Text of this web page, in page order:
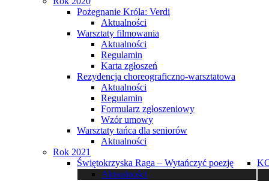
Pożegnanie Króla: Verdi
Aktualności
Warsztaty filmowania
Aktualności
Regulamin
Karta zgłoszeń
Rezydencja choreograficzno-warsztatowa
Aktualności
Regulamin
Formularz zgłoszeniowy
Wzór umowy
Warsztaty tańca dla seniorów
Aktualności
Rok 2021
Świętokrzyska Raga – Wytańczyć poezję
Aktualności